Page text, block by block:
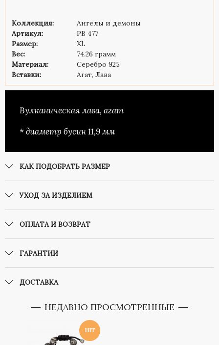
Коллекция:
Ангелы и демоны
Артикул:
PB 477
Размер:
XL
Вес:
74.26 грамм
Материал:
Серебро 925
Вставки:
Агат, Лава
Вулканическая лава, агат
* диаметр бусин 11,9 мм
КАК ПОДОБРАТЬ РАЗМЕР
УХОД ЗА ИЗДЕЛИЕМ
ОПЛАТА И ВОЗВРАТ
ГАРАНТИИ
ДОСТАВКА
НЕДАВНО ПРОСМОТРЕННЫЕ